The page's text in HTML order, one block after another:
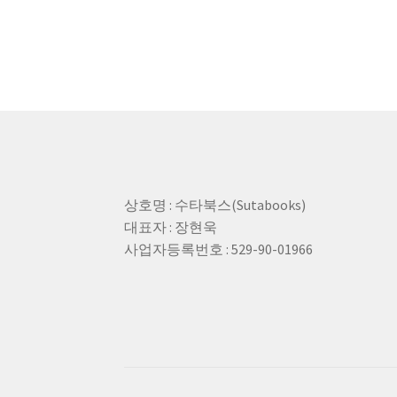
상호명 : 수타북스(Sutabooks)
대표자 : 장현욱
사업자등록번호 : 529-90-01966